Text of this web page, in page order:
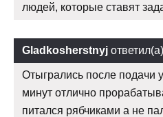
людей, которые ставят
Gladkosherstnyj ответил(а)
Отыгрались после подачи
минут отлично
питался рябчиками а не